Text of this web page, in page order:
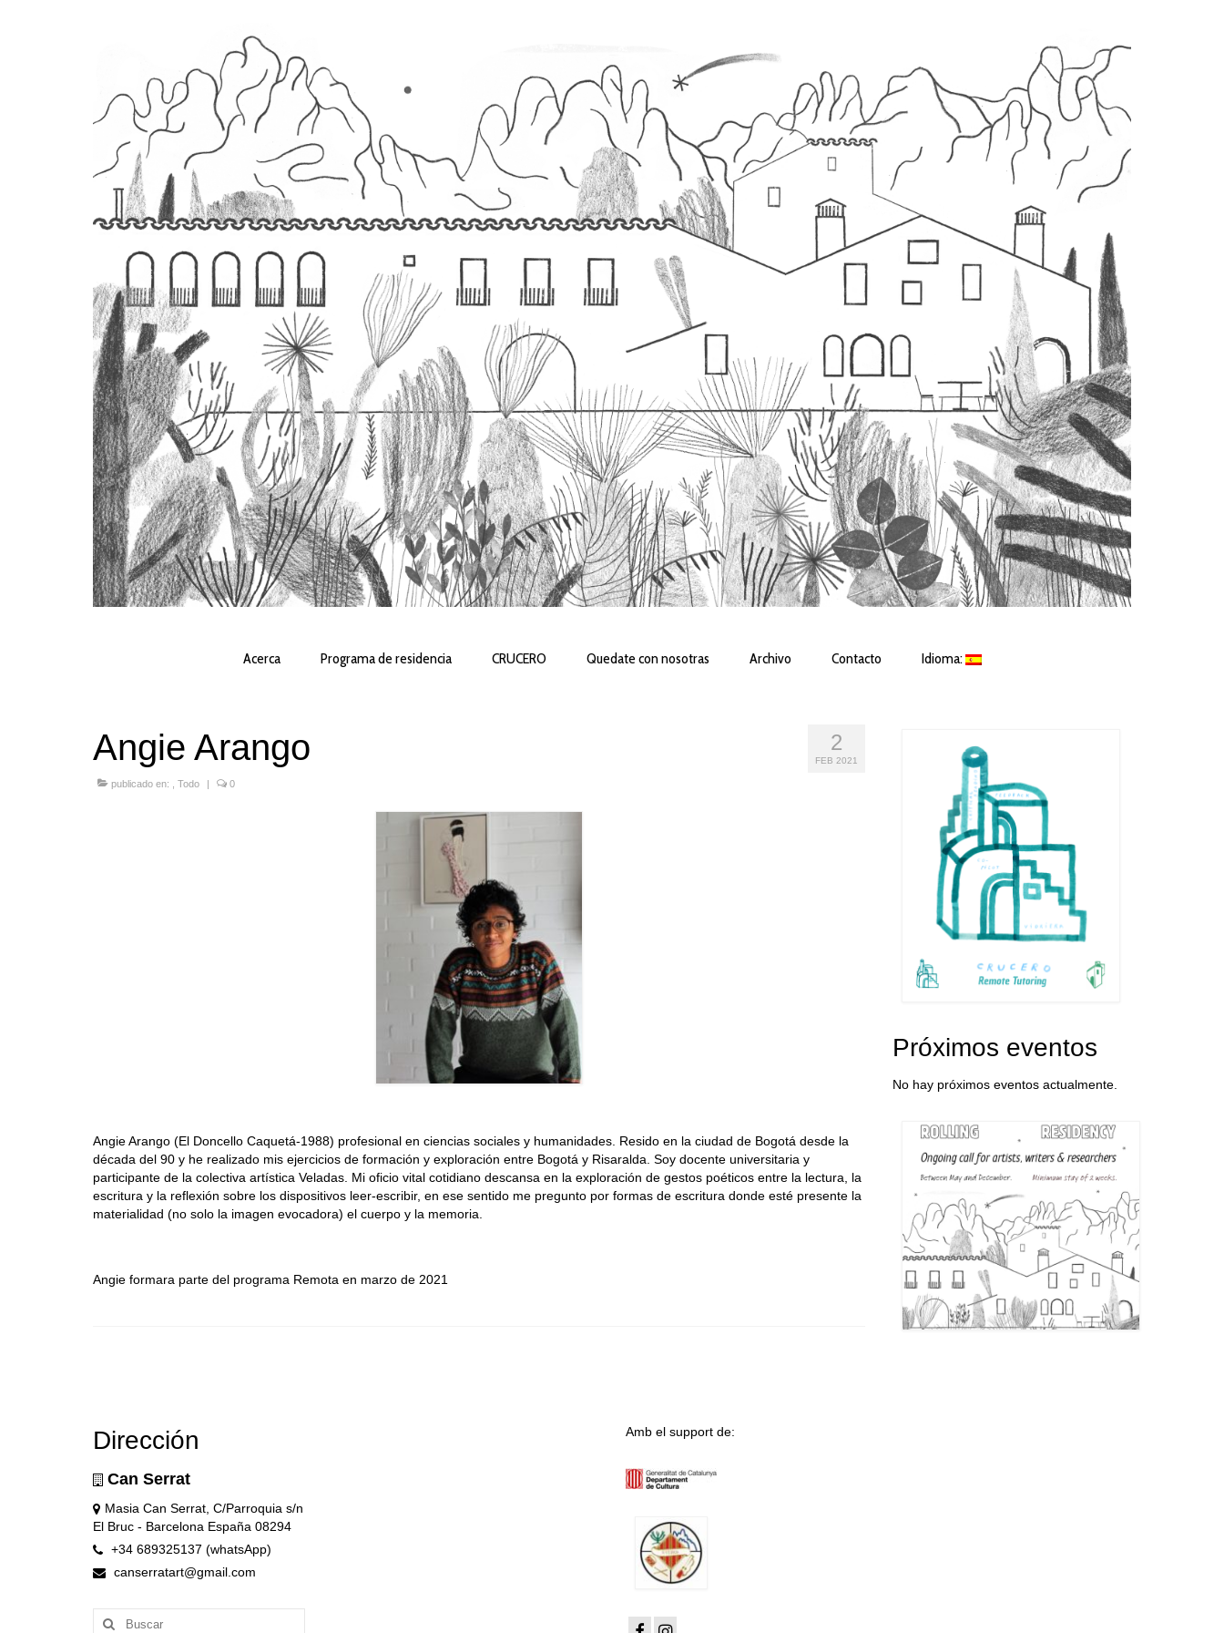
Acerca Programa de residencia CRUCERO Quedate con nosotras Archivo Contacto Idioma:
2
FEB 2021
Angie Arango
publicado en: Todo 0
Angie Arango (El Doncello Caquetá-1988) profesional en ciencias sociales y humanidades. Resido en la ciudad de Bogotá desde la
década del 90 y he realizado mis ejercicios de formación y exploración entre Bogotá y Risaralda. Soy docente universitaria y
participante de la colectiva artística Veladas. Mi oficio vital cotidiano descansa en la exploración de gestos poéticos entre la lectura, la
escritura y la reflexión sobre los dispositivos leer-escribir, en ese sentido me pregunto por formas de escritura donde esté presente la
materialidad (no solo la imagen evocadora) el cuerpo y la memoria.
Angie formara parte del programa Remota en marzo de 2021
Próximos eventos
No hay próximos eventos actualmente.
Dirección
Can Serrat
Masia Can Serrat, C/Parroquia s/n
El Bruc - Barcelona España 08294
+34 689325137 (whatsApp)
canserratart@gmail.com
Buscar
Amb el support de: